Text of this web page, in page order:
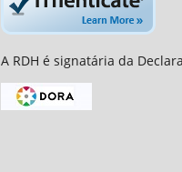
A RDH é signatária da